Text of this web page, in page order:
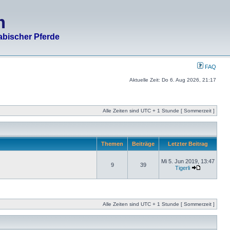
Pferde
FAQ
Aktuelle Zeit: Do 6. Aug 2026, 21:17
Alle Zeiten sind UTC + 1 Stunde [ Sommerzeit ]
Themen Beiträge Letzter Beitrag
9 39
Mi 5. Jun 2019, 13:47
Tigerli
Alle Zeiten sind UTC + 1 Stunde [ Sommerzeit ]